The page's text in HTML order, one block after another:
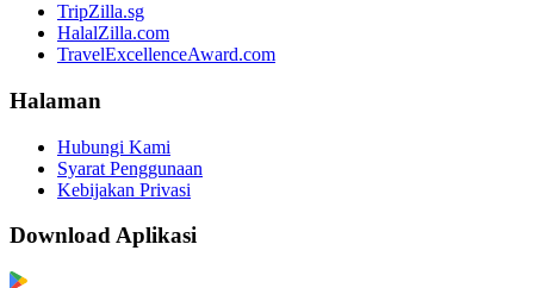
TripZilla.sg
HalalZilla.com
TravelExcellenceAward.com
Halaman
Hubungi Kami
Syarat Penggunaan
Kebijakan Privasi
Download Aplikasi